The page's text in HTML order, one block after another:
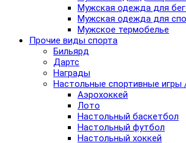
Мужская одежда для
Мужская одежда для
Мужское термобелье
Прочие виды спорта
Бильярд
Дартс
Награды
Настольные спортивные игры
Аэрохоккей
Лото
Настольный баскетбол
Настольный футбол
Настольный хоккей